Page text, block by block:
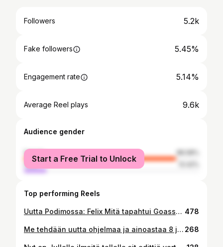
Followers 5.2k
Fake followers 5.45%
Engagement rate 5.14%
Average Reel plays 9.6k
Audience gender
female
male
Start a Free Trial to Unlock
Top performing Reels
Uutta Podimossa: Felix Mitä tapahtui Goassa tammikuussa 2015? Kun 22-vuotias suomenruotsalainen Felix Dahl löydettiin yllättäen menehtyneenä, paikallinen poliisi määritteli tapauksen välittömästi onnettomuudeksi. Monet hämärät yksityiskohdat saavat kuitenkin epäilemään virallista versiota: miksi Felix oli vain päiviä aiemmin pelännyt henkensä puolesta, ja mitä tutkinnan kannalta olennaista unohtui intialaispoliisin varastoon vuosikausien ajaksi? Juulia Raivio selvittää tapahtumien kulkua Felixin äidin kanssa käytyjen keskustelujen, poliisiraporttien ja muiden viranomaisasiakirjojen avulla. Felix Podimossa keskiviikkoisin. Aloita kokeilujakso ja seuraa tutkimuksen etenemistä bion linkin kautta 💜 #podimosuomi #felix 478
Me tehdään uutta ohjelmaa ja ainoastaa 8 jaksoa julkaistu ja ollaan päästy Top 20 kuunneltuimpien ohjelmien joukkoon! Tää on ihan älyttömän hieno saavutus näin pienessä ajassa! Siis kuinka hyvää settiä me ollaan saatu aikaan? Oon ihan oman elämäni hype girlinä nyt meille! Oon tosi onnellinen ja tyytyväinen tähän tekemiseen 🥹💗🦋✨ Tästä kuvakarusellista pääset katsomaan millaisia jaksoja me tehdään, eiks ookkin ihan super mielenkiintoisia aiheita? Mulle tärkeetä on tuottaa sellaista sisältöä jota haluan itsekin kuluttaa! Meidän @kohukriminaalit sarjaa voit kuunnella podimolla! Kiitos niin paljon jokaiselle kuulijalle, ja kaikille jotka kommentoi, buustaa ja hypettää muita! Ja voi pyhä sylvi missä joukossa me ollaan! Kattokaa nyt, mun fav podcaster supertähdet @hannatikander @bffpodi 💕💗🦋✨ Kiitos @podimo_fi että saatiin aloittaa tää sarja teillä, rakastan tätä niin paljon 🥹💗💗💗 Ja ennen kaikkea KIITOS my real queen @juuliae oot yks ammattitaitoisimpia ja lahjakkaimpia kirjoittajia ketä tiedän! Sä oot niin ihanan pikkutarkka että teen iteki parempaa duunia kun pitää yltää sun tasolle! Damn girl! Inspirational baddie! 💗✨ #kohukriminaalit #tiktokjuorut #suomengossipgirl #jokutietääjotain 268